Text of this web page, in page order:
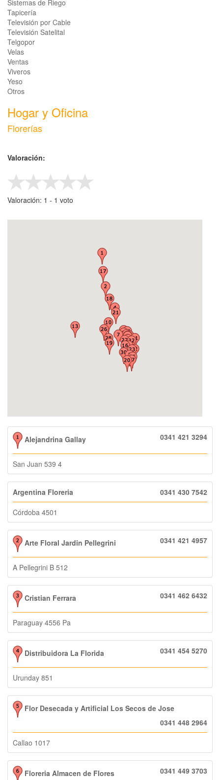
Sistemas de Riego
Tapicería
Televisión por Cable
Televisión Satelital
Telgopor
Velas
Ventas
Viveros
Yeso
Otros
Hogar y Oficina
Florerías
Valoración:
Valoración: 1 - ‎1 voto
Alejandrina Gallay 0341 421 3294
San Juan 539 4
Argentina Floreria 0341 430 7542
Córdoba 4501
Arte Floral Jardin Pellegrini 0341 421 4957
A Pellegrini B 512
Cristian Ferrara 0341 462 6432
Paraguay 4556 Pa
Distribuidora La Florida 0341 454 5270
Urunday 851
Flor Desecada y Artificial Los Secos de Jose
0341 448 2964
Callao 1017
Floreria Almacen de Flores 0341 449 3703